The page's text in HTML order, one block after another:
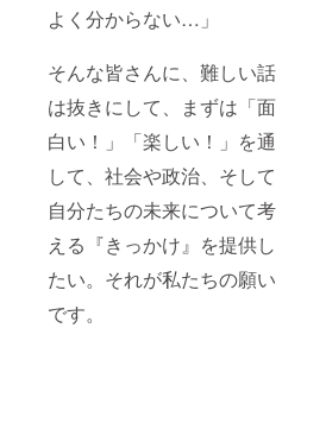
よく分からない…」
そんな皆さんに、難しい話
は抜きにして、まずは「面
白い！」「楽しい！」を通
して、社会や政治、そして
自分たちの未来について考
える『きっかけ』を提供し
たい。それが私たちの願い
です。